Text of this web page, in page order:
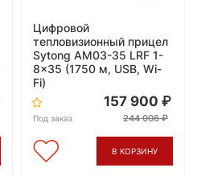
Цифровой
тепловизионный прицел
Sytong AM03-35 LRF 1-
8x35 (1750 м, USB, Wi-
Fi)
Под заказ
157 900
244 006
В КОРЗИНУ